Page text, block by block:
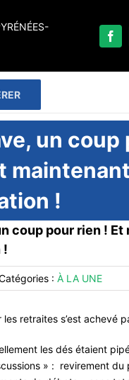
LES
LA
#VOS
un coup
!
coup pour rien ! Et
!
: À LA UNE
les retraites s’est achevé
les dés étaient
» : revirement du